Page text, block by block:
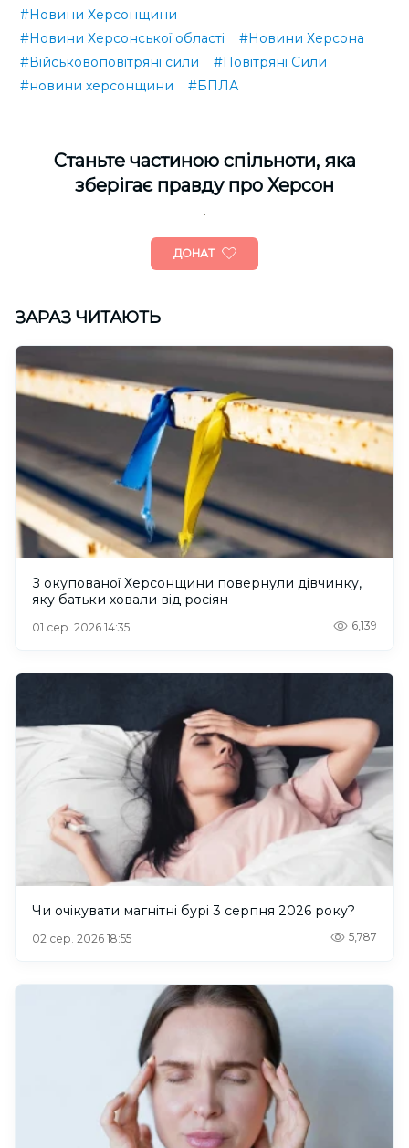
#Новини Херсонщини
#Новини Херсонської області
#Новини Херсона
#Військовоповітряні сили
#Повітряні Сили
#новини херсонщини
#БПЛА
Cтаньте частиною спільноти, яка
зберігає правду про Херсон
ДОНАТ
ЗАРАЗ ЧИТАЮТЬ
З окупованої Херсонщини повернули дівчинку,
яку батьки ховали від росіян
01 сер. 2026 14:35 6,139
Чи очікувати магнітні бурі 3 серпня 2026 року?
02 сер. 2026 18:55 5,787